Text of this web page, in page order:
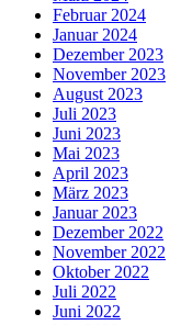
Februar 2024
Januar 2024
Dezember 2023
November 2023
August 2023
Juli 2023
Juni 2023
Mai 2023
April 2023
März 2023
Januar 2023
Dezember 2022
November 2022
Oktober 2022
Juli 2022
Juni 2022